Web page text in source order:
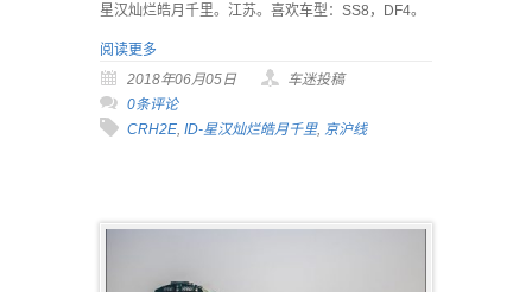
星汉灿烂皓月千里。江苏。喜欢车型：SS8，DF4。
阅读更多
2018年06月05日
车迷投稿
0条评论
CRH2E ID-星汉灿烂皓月千里, 京沪线